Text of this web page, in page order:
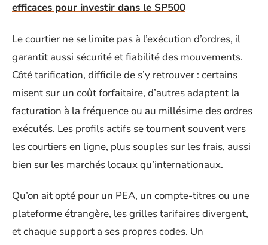
efficaces pour investir dans le SP500
Le courtier ne se limite pas à l’exécution d’ordres, il
garantit aussi sécurité et fiabilité des mouvements.
Côté tarification, difficile de s’y retrouver : certains
misent sur un coût forfaitaire, d’autres adaptent la
facturation à la fréquence ou au millésime des ordres
exécutés. Les profils actifs se tournent souvent vers
les courtiers en ligne, plus souples sur les frais, aussi
bien sur les marchés locaux qu’internationaux.
Qu’on ait opté pour un PEA, un compte-titres ou une
plateforme étrangère, les grilles tarifaires divergent,
et chaque support a ses propres codes. Un